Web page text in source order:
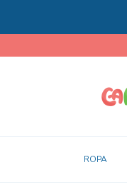
ROPA